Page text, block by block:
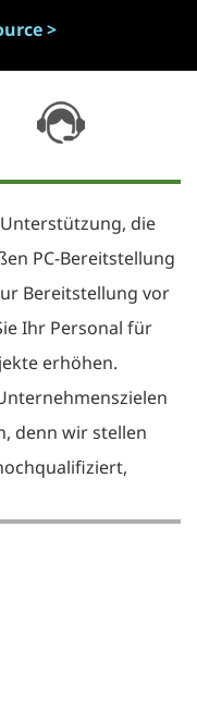
>
die
PC-Bereitstellung
Bereitstellung vor
Ihr Personal für
erhöhen.
denn wir stellen